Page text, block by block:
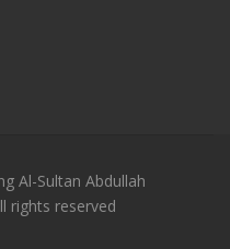
Al-Sultan Abdullah
rights reserved